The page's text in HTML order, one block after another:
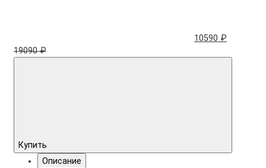
10590 ₽
19090 ₽
Купить
Описание